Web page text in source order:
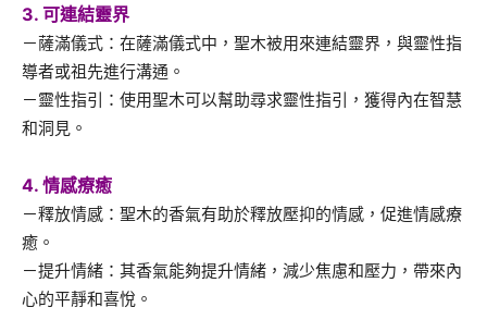
3. 可連結靈界
－薩滿儀式：在薩滿儀式中，聖木被用來連結靈界，與靈性指
導者或祖先進行溝通。
－靈性指引：使用聖木可以幫助尋求靈性指引，獲得內在智慧
和洞見。
4. 情感療癒
－釋放情感：聖木的香氣有助於釋放壓抑的情感，促進情感療
癒。
－提升情緒：其香氣能夠提升情緒，減少焦慮和壓力，帶來內
心的平靜和喜悅。